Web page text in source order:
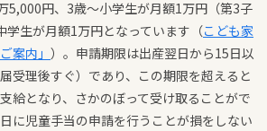
5,000円、3歳〜小学生が月額1万円（第3子
学生が月額1万円となっています（こども家
案内」 ）。申請期限は出産翌日から15日以
受理後すぐ）であり、この期限を超えると
給となり、さかのぼって受け取ることがで
に児童手当の申請を行うことが損をしない